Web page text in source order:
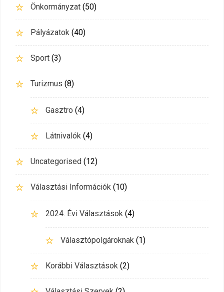
Önkormányzat (50)
Pályázatok (40)
Sport (3)
Turizmus (8)
Gasztro (4)
Látnivalók (4)
Uncategorised (12)
Választási Információk (10)
2024. Évi Választások (4)
Választópolgároknak (1)
Korábbi Választások (2)